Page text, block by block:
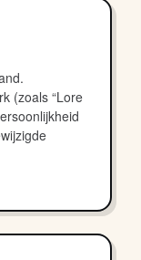
(zoals “Lore